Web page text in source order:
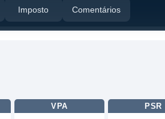
Imposto Comentários
VPA PSR